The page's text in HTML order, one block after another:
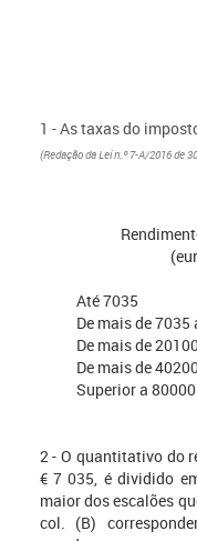
1 - As taxas do
(Redação da Lei n.º 7-A/2016 de
Até 7035
De mais de
De mais de
De mais de
Superior a 80000
2 - O quantitativo do
€ 7 035, é dividido
maior dos escalões
col. (B)